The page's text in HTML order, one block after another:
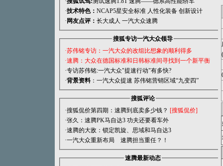
·技术特色： NCAP5星安全标准 人性化装备 创新设计
· 网友点评： 长大成人 一汽大众速腾
搜狐专访一汽大众领导
·苏伟铭专访：一汽大众的改组比想象的顺利得多
·速腾：大众在德国标准和日韩标准间寻找到一个新平衡
·专访苏伟铭:一汽大众"提速行动"有多快?
·背景资料 ：一汽大众提速 苏伟铭营销区域“九变四”
搜狐评论
·搜狐侃价第四期：速腾到底卖多少钱？ [搜狐侃价]
·
张久：速腾PK马自达3 功夫还要看车外
·速腾的大敌：锁定凯旋、思域和马自达3
·一汽大众重新布局 速腾担当重任？！
速腾最新动态